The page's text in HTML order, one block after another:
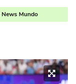
Mundo